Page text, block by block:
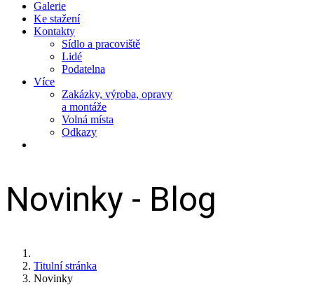
Galerie
Ke stažení
Kontakty
Sídlo a pracoviště
Lidé
Podatelna
Více
Zakázky, výroba, opravy
a montáže
Volná místa
Odkazy
Novinky - Blog
Titulní stránka
Novinky